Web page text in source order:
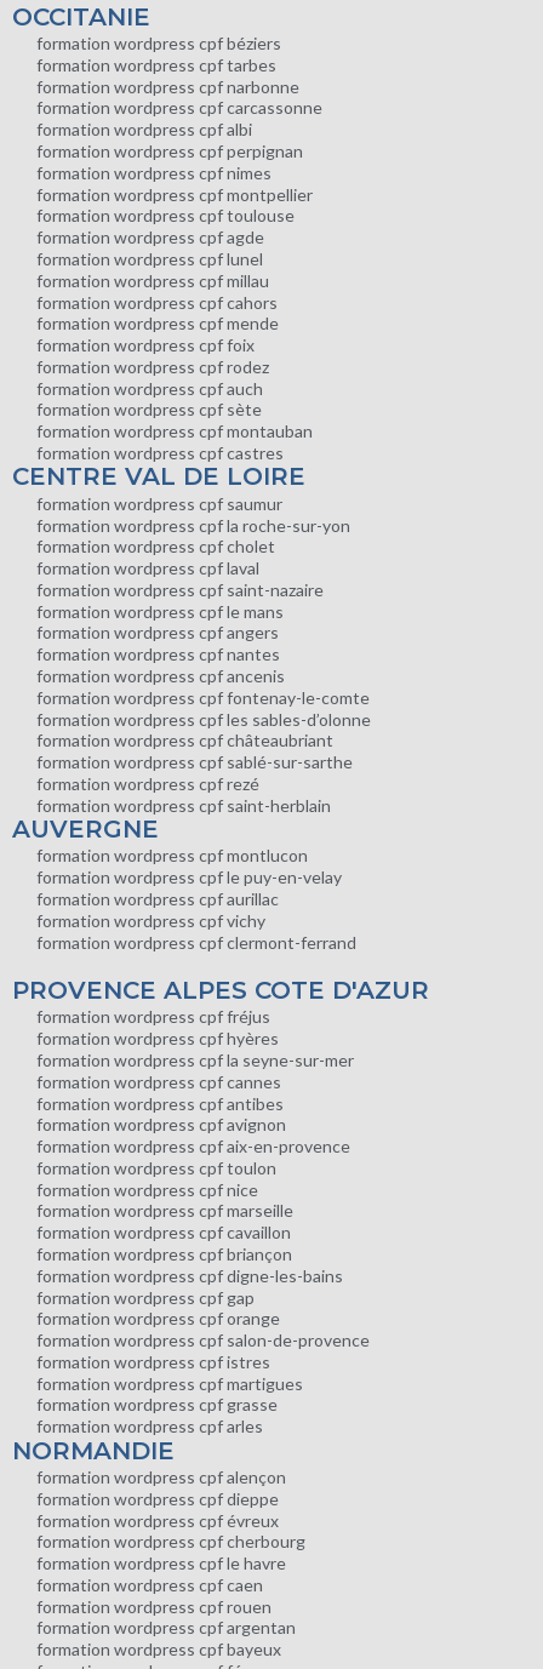
OCCITANIE
formation wordpress cpf béziers
formation wordpress cpf tarbes
formation wordpress cpf narbonne
formation wordpress cpf carcassonne
formation wordpress cpf albi
formation wordpress cpf perpignan
formation wordpress cpf nimes
formation wordpress cpf montpellier
formation wordpress cpf toulouse
formation wordpress cpf agde
formation wordpress cpf lunel
formation wordpress cpf millau
formation wordpress cpf cahors
formation wordpress cpf mende
formation wordpress cpf foix
formation wordpress cpf rodez
formation wordpress cpf auch
formation wordpress cpf sète
formation wordpress cpf montauban
formation wordpress cpf castres
CENTRE VAL DE LOIRE
formation wordpress cpf saumur
formation wordpress cpf la roche-sur-yon
formation wordpress cpf cholet
formation wordpress cpf laval
formation wordpress cpf saint-nazaire
formation wordpress cpf le mans
formation wordpress cpf angers
formation wordpress cpf nantes
formation wordpress cpf ancenis
formation wordpress cpf fontenay-le-comte
formation wordpress cpf les sables-d’olonne
formation wordpress cpf châteaubriant
formation wordpress cpf sablé-sur-sarthe
formation wordpress cpf rezé
formation wordpress cpf saint-herblain
AUVERGNE
formation wordpress cpf montlucon
formation wordpress cpf le puy-en-velay
formation wordpress cpf aurillac
formation wordpress cpf vichy
formation wordpress cpf clermont-ferrand
PROVENCE ALPES COTE D'AZUR
formation wordpress cpf fréjus
formation wordpress cpf hyères
formation wordpress cpf la seyne-sur-mer
formation wordpress cpf cannes
formation wordpress cpf antibes
formation wordpress cpf avignon
formation wordpress cpf aix-en-provence
formation wordpress cpf toulon
formation wordpress cpf nice
formation wordpress cpf marseille
formation wordpress cpf cavaillon
formation wordpress cpf briançon
formation wordpress cpf digne-les-bains
formation wordpress cpf gap
formation wordpress cpf orange
formation wordpress cpf salon-de-provence
formation wordpress cpf istres
formation wordpress cpf martigues
formation wordpress cpf grasse
formation wordpress cpf arles
NORMANDIE
formation wordpress cpf alençon
formation wordpress cpf dieppe
formation wordpress cpf évreux
formation wordpress cpf cherbourg
formation wordpress cpf le havre
formation wordpress cpf caen
formation wordpress cpf rouen
formation wordpress cpf argentan
formation wordpress cpf bayeux